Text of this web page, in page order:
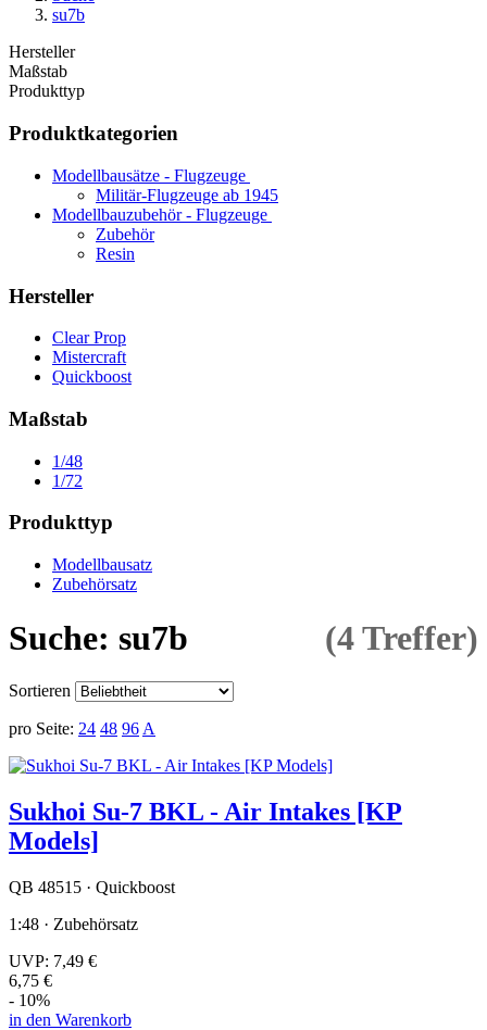
su7b
Hersteller
Maßstab
Produkttyp
Produktkategorien
Modellbausätze - Flugzeuge
Militär-Flugzeuge ab 1945
Modellbauzubehör - Flugzeuge
Zubehör
Resin
Hersteller
Clear Prop
Mistercraft
Quickboost
Maßstab
1/48
1/72
Produkttyp
Modellbausatz
Zubehörsatz
Suche: su7b (4 Treffer)
Sortieren
pro Seite: 24 48 96 A
Sukhoi Su-7 BKL - Air Intakes [KP
Models]
QB 48515 · Quickboost
1:48 · Zubehörsatz
UVP: 7,49 €
6,75 €
- 10%
in den Warenkorb